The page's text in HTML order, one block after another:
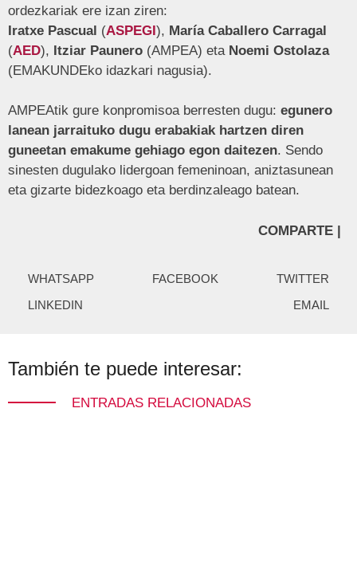
ordezkariak ere izan ziren:
Iratxe Pascual (ASPEGI), María Caballero Carragal
(AED), Itziar Paunero (AMPEA) eta Noemi Ostolaza
(EMAKUNDEko idazkari nagusia).
AMPEAtik gure konpromisoa berresten dugu: egunero
lanean jarraituko dugu erabakiak hartzen diren
guneetan emakume gehiago egon daitezen. Sendo
sinesten dugulako lidergoan femeninoan, aniztasunean
eta gizarte bidezkoago eta berdinzaleago batean.
COMPARTE |
WHATSAPP FACEBOOK
TWITTER
LINKEDIN
EMAIL
También te puede interesar:
ENTRADAS RELACIONADAS